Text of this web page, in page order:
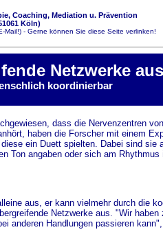
Coaching, Mediation u. Prävention
Köln)
Mail!) - Gerne können Sie diese Seite verlinken!
Netzwerke aus
koordinierbar
dass die Nervenzentren
haben die Forscher mit einem
ein Duett spielten. Dabei sind sie
Ton angaben oder sich am Rhythmus
aus, er kann vielmehr durch die
Netzwerke aus. "Wir haben
anderen Handlungen passieren